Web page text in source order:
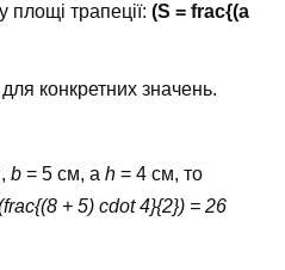
трапеції: (S = frac{(a
конкретних значень.
b = 5 см, а h = 4 см, то
+ 5) cdot 4}{2}) = 26